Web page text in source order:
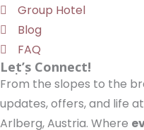
Group Hotel
Blog
FAQ
Let’s Connect!
From the slopes to the
updates, offers, and life
Arlberg, Austria. Where